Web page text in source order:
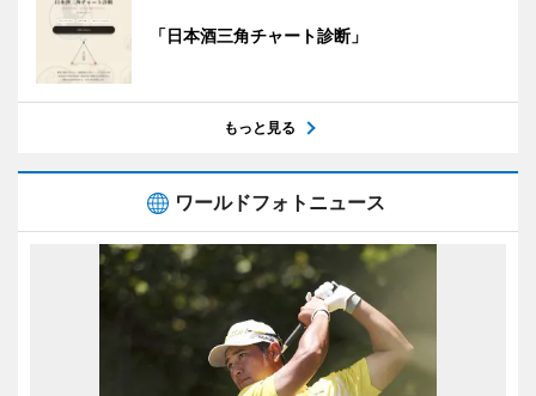
「日本酒三角チャート診断」
もっと見る
ワールドフォトニュース